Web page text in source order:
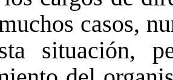
casos,
situación,